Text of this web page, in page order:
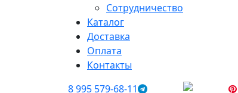
Сотрудничество
Каталог
Доставка
Оплата
Контакты
8 995 579-68-11